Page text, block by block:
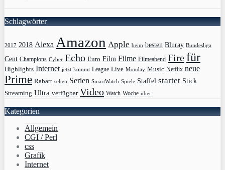
Schlagwörter
2017 2018 Alexa Amazon Apple beim besten Bluray Bundesliga
Cent Champions Cyber Echo Euro Film Filme Filmeabend Firefür
Highlights Internet jetzt kommt League Live Monday Music Netflix neue
Prime Rabatt sehen Serien SmartWatch Spiele Staffel startet Stick
Streaming Ultra verfügbar Video Watch Woche über
Kategorien
Allgemein
CGI / Perl
css
Grafik
Internet